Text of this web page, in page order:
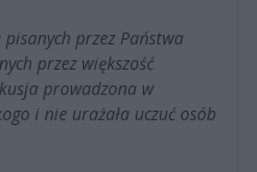
przez Państwa
przez większość
prowadzona w
i nie urażała uczuć osób